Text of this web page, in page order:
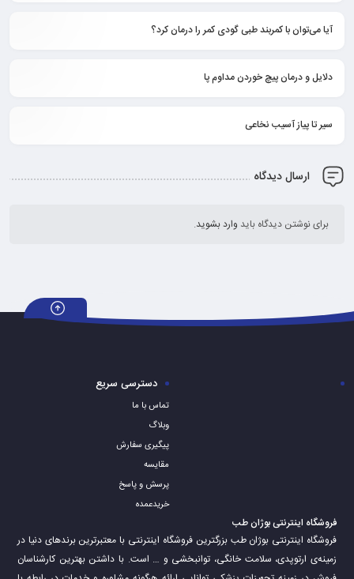
آیا می‌توان با کمربند طبی گودی کمر را درمان کرد؟
دلایل و درمان پیچ خوردن مداوم پا
سیر تا پیاز آسیب نخاعی
ارسال دیدگاه
برای نوشتن دیدگاه باید وارد بشوید.
دسترسی سریع
تماس با ما
وبلاگ
پیگیری سفارش
مقایسه
پرسش و پاسخ
خریدعمده
فروشگاه اینترنتی بوژان طب
فروشگاه اینترنتی بوژان طب بزرگترین فروشگاه اینترنتی با معتبرترین برندهای دنیا در
زمینه‌ی ارتوپدی، سلامت خانگی، توانبخشی و … است. با داشتن بهترین کارشناسان